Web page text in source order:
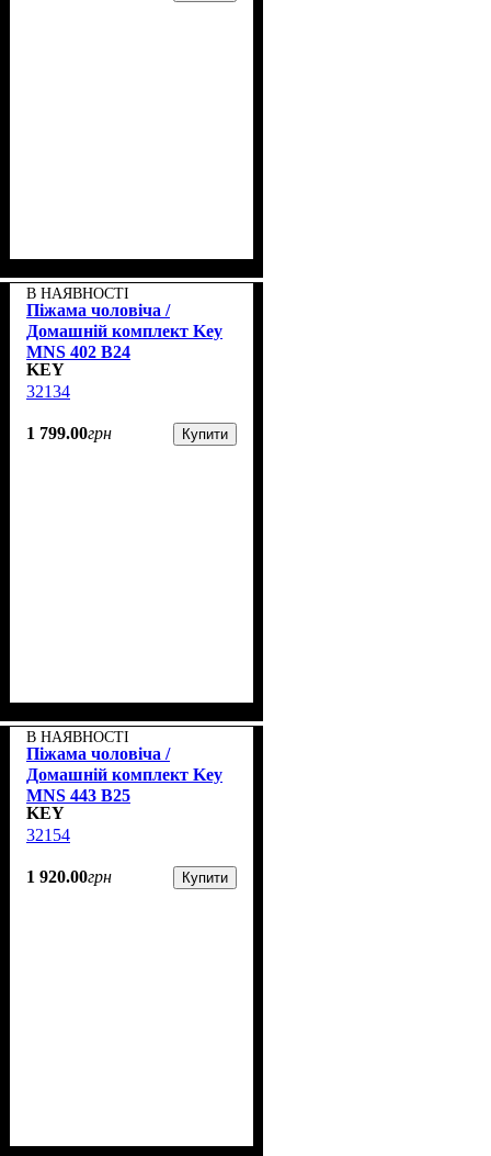
В НАЯВНОСТІ
Піжама чоловіча /
Домашній комплект Key
MNS 402 B24
KEY
32134
1 799.00грн Купити
В НАЯВНОСТІ
Піжама чоловіча /
Домашній комплект Key
MNS 443 B25
KEY
32154
1 920.00грн Купити